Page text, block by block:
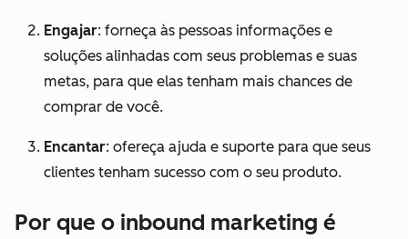
Engajar: forneça às pessoas informações e
soluções alinhadas com seus problemas e suas
metas, para que elas tenham mais chances de
comprar de você.
Encantar: ofereça ajuda e suporte para que seus
clientes tenham sucesso com o seu produto.
Por que o inbound marketing é